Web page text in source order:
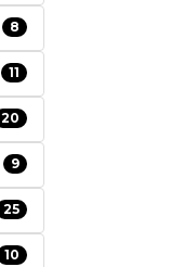
8
11
20
9
25
10